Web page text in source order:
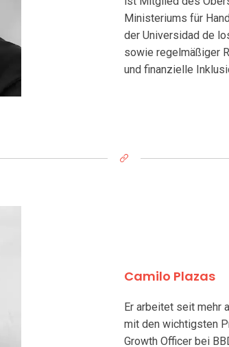
Ministeriums für
der Universidad de
sowie regelmäßiger
und finanzielle
Camilo Plazas
Er arbeitet seit mehr
mit den wichtigsten
Growth Officer bei